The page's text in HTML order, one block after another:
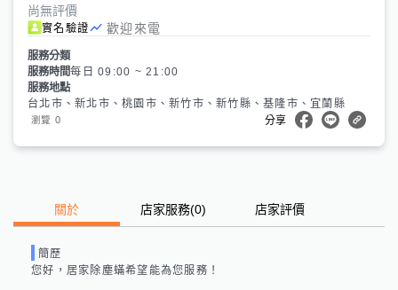
尚無評價
實名驗證 歡迎來電
服務分類
服務時間每日 09:00 ~ 21:00
服務地點
台北市、新北市、桃園市、新竹市、新竹縣、基隆市、宜蘭縣
瀏覽 0 分享
關於 店家服務(0) 店家評價
簡歷
您好， 居家除塵蟎希望能為您服務！